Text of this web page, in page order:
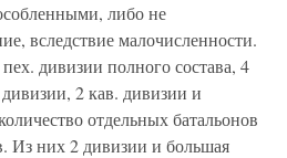
либо не
вследствие малочисленности.
дивизии полного состава, 4
2 кав. дивизии и
отдельных батальонов
Из них 2 дивизии и большая